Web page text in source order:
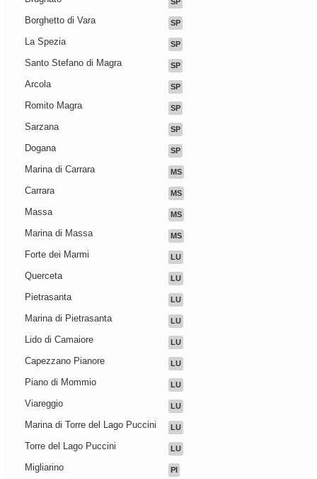
Borghetto di Vara SP
La Spezia SP
Santo Stefano di Magra SP
Arcola SP
Romito Magra SP
Sarzana SP
Dogana SP
Marina di Carrara MS
Carrara MS
Massa MS
Marina di Massa MS
Forte dei Marmi LU
Querceta LU
Pietrasanta LU
Marina di Pietrasanta LU
Lido di Camaiore LU
Capezzano Pianore LU
Piano di Mommio LU
Viareggio LU
Marina di Torre del Lago Puccini LU
Torre del Lago Puccini LU
Migliarino PI